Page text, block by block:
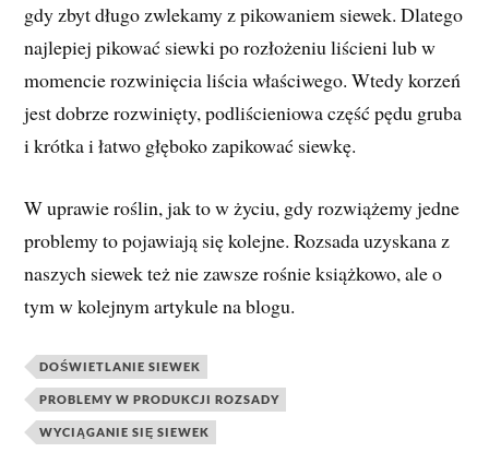
gdy zbyt długo zwlekamy z pikowaniem siewek. Dlatego
najlepiej pikować siewki po rozłożeniu liścieni lub w
momencie rozwinięcia liścia właściwego. Wtedy korzeń
jest dobrze rozwinięty, podliścieniowa część pędu gruba
i krótka i łatwo głęboko zapikować siewkę.
W uprawie roślin, jak to w życiu, gdy rozwiążemy jedne
problemy to pojawiają się kolejne. Rozsada uzyskana z
naszych siewek też nie zawsze rośnie książkowo, ale o
tym w kolejnym artykule na blogu.
DOŚWIETLANIE SIEWEK
PROBLEMY W PRODUKCJI ROZSADY
WYCIĄGANIE SIĘ SIEWEK